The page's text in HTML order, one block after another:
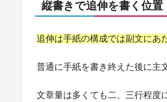
縦書きで追伸を書く位置
追伸は手紙の構成では副文にあ
普通に手紙を書き終えた後に主
文章量は多くても二、三行程度